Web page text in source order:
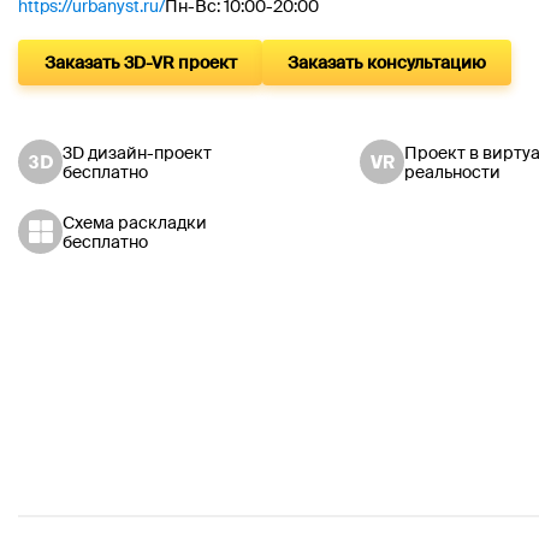
https://urbanyst.ru/Пн-Вс: 10:00-20:00
Заказать 3D-VR проект Заказать консультацию
3D дизайн-проект
бесплатно
Схема раскладки
бесплатно
Проект в
реальности